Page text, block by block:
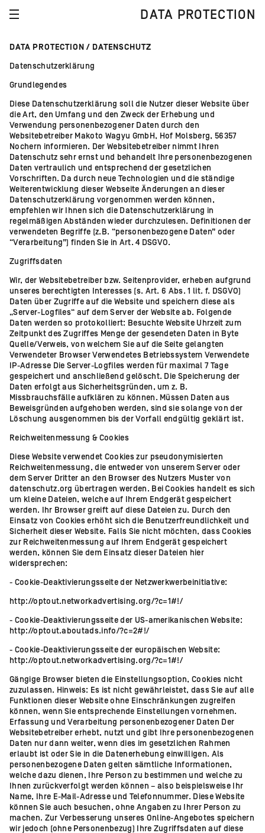
DATA PROTECTION
DATA PROTECTION / DATENSCHUTZ
Datenschutzerklärung
Grundlegendes
Diese Datenschutzerklärung soll die Nutzer dieser Website über
die Art, den Umfang und den Zweck der Erhebung und
Verwendung personenbezogener Daten durch den
Websitebetreiber Makoto Wagyu GmbH, Hof Molsberg, 56357
Nochern informieren. Der Websitebetreiber nimmt Ihren
Datenschutz sehr ernst und behandelt Ihre personenbezogenen
Daten vertraulich und entsprechend der gesetzlichen
Vorschriften. Da durch neue Technologien und die ständige
Weiterentwicklung dieser Webseite Änderungen an dieser
Datenschutzerklärung vorgenommen werden können,
empfehlen wir Ihnen sich die Datenschutzerklärung in
regelmäßigen Abständen wieder durchzulesen. Definitionen der
verwendeten Begriffe (z.B. “personenbezogene Daten” oder
“Verarbeitung”) finden Sie in Art. 4 DSGVO.
Zugriffsdaten
Wir, der Websitebetreiber bzw. Seitenprovider, erheben aufgrund
unseres berechtigten Interesses (s. Art. 6 Abs. 1 lit. f. DSGVO)
Daten über Zugriffe auf die Website und speichern diese als
„Server-Logfiles“ auf dem Server der Website ab. Folgende
Daten werden so protokolliert: Besuchte Website Uhrzeit zum
Zeitpunkt des Zugriffes Menge der gesendeten Daten in Byte
Quelle/Verweis, von welchem Sie auf die Seite gelangten
Verwendeter Browser Verwendetes Betriebssystem Verwendete
IP-Adresse Die Server-Logfiles werden für maximal 7 Tage
gespeichert und anschließend gelöscht. Die Speicherung der
Daten erfolgt aus Sicherheitsgründen, um z. B.
Missbrauchsfälle aufklären zu können. Müssen Daten aus
Beweisgründen aufgehoben werden, sind sie solange von der
Löschung ausgenommen bis der Vorfall endgültig geklärt ist.
Reichweitenmessung & Cookies
Diese Website verwendet Cookies zur pseudonymisierten
Reichweitenmessung, die entweder von unserem Server oder
dem Server Dritter an den Browser des Nutzers Muster von
datenschutz.org übertragen werden. Bei Cookies handelt es sich
um kleine Dateien, welche auf Ihrem Endgerät gespeichert
werden. Ihr Browser greift auf diese Dateien zu. Durch den
Einsatz von Cookies erhöht sich die Benutzerfreundlichkeit und
Sicherheit dieser Website. Falls Sie nicht möchten, dass Cookies
zur Reichweitenmessung auf Ihrem Endgerät gespeichert
werden, können Sie dem Einsatz dieser Dateien hier
widersprechen:
- Cookie-Deaktivierungsseite der Netzwerkwerbeinitiative:
http://optout.networkadvertising.org/?c=1#!/
- Cookie-Deaktivierungsseite der US-amerikanischen Website:
http://optout.aboutads.info/?c=2#!/
- Cookie-Deaktivierungsseite der europäischen Website:
http://optout.networkadvertising.org/?c=1#!/
Gängige Browser bieten die Einstellungsoption, Cookies nicht
zuzulassen. Hinweis: Es ist nicht gewährleistet, dass Sie auf alle
Funktionen dieser Website ohne Einschränkungen zugreifen
können, wenn Sie entsprechende Einstellungen vornehmen.
Erfassung und Verarbeitung personenbezogener Daten Der
Websitebetreiber erhebt, nutzt und gibt Ihre personenbezogenen
Daten nur dann weiter, wenn dies im gesetzlichen Rahmen
erlaubt ist oder Sie in die Datenerhebung einwilligen. Als
personenbezogene Daten gelten sämtliche Informationen,
welche dazu dienen, Ihre Person zu bestimmen und welche zu
Ihnen zurückverfolgt werden können – also beispielsweise Ihr
Name, Ihre E-Mail-Adresse und Telefonnummer. Diese Website
können Sie auch besuchen, ohne Angaben zu Ihrer Person zu
machen. Zur Verbesserung unseres Online-Angebotes speichern
wir jedoch (ohne Personenbezug) Ihre Zugriffsdaten auf diese